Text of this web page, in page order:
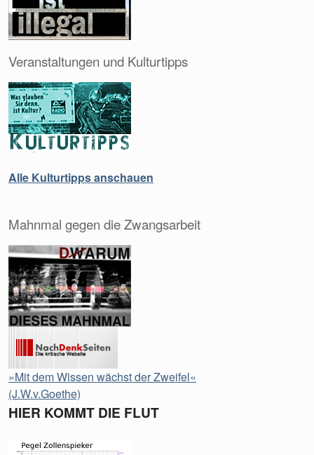
Veranstaltungen und Kulturtipps
Alle Kulturtipps anschauen
Mahnmal gegen die Zwangsarbeit
»Mit dem Wissen wächst der Zweifel«
(J.W.v.Goethe)
HIER KOMMT DIE FLUT